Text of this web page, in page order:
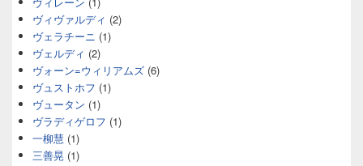
ヴィヴァルディ (2)
ヴェラチーニ (1)
ヴェルディ (2)
ヴォーン=ウィリアムズ (6)
ヴュストホフ (1)
ヴュータン (1)
ヴラディゲロフ (1)
一柳慧 (1)
三善晃 (1)